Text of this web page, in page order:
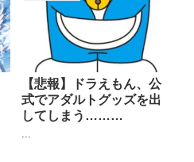
【悲報】ドラえもん、公
式でアダルトグッズを出
してしまう………